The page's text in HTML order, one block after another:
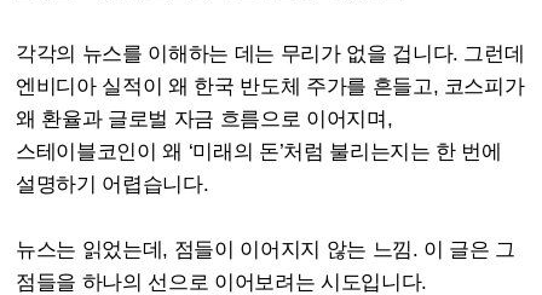
각각의 뉴스를 이해하는 데는 무리가 없을 겁니다. 그런데
엔비디아 실적이 왜 한국 반도체 주가를 흔들고, 코스피가
왜 환율과 글로벌 자금 흐름으로 이어지며,
스테이블코인이 왜 ‘미래의 돈’처럼 불리는지는 한 번에
설명하기 어렵습니다.
뉴스는 읽었는데, 점들이 이어지지 않는 느낌. 이 글은 그
점들을 하나의 선으로 이어보려는 시도입니다.